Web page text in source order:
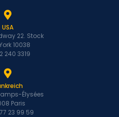
USA
22. Stock
10038
240 3319
Élysées
Paris
23 99 59